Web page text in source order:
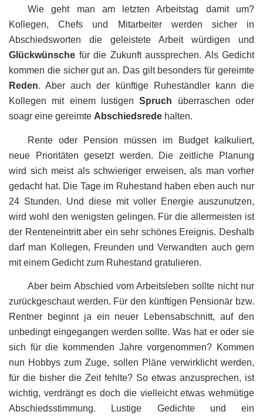
Wie geht man am letzten Arbeitstag damit um?
Kollegen, Chefs und Mitarbeiter werden sicher in
Abschiedsworten die geleistete Arbeit würdigen und
Glückwünsche für die Zukunft aussprechen. Als Gedicht
kommen die sicher gut an. Das gilt besonders für gereimte
Reden. Aber auch der künftige Ruheständler kann die
Kollegen mit einem lustigenSpruch überraschen oder
soagr eine gereimte Abschiedsrede halten.
Rente oder Pension müssen im Budget kalkuliert,
neue Prioritäten gesetzt werden. Die zeitliche Planung
wird sich meist als schwieriger erweisen, als man vorher
gedacht hat. Die Tage im Ruhestand haben eben auch nur
24 Stunden. Und diese mit voller Energie auszunutzen,
wird wohl den wenigsten gelingen. Für die allermeisten ist
der Renteneintritt aber ein sehr schönes Ereignis. Deshalb
darf man Kollegen, Freunden und Verwandten auch gern
mit einem Gedicht zum Ruhestand gratulieren.
Aber beim Abschied vom Arbeitsleben sollte nicht nur
zurückgeschaut werden. Für den künftigen Pensionär bzw.
Rentner beginnt ja ein neuer Lebensabschnitt, auf den
unbedingt eingegangen werden sollte. Was hat er oder sie
sich für die kommenden Jahre vorgenommen? Kommen
nun Hobbys zum Zuge, sollen Pläne verwirklicht werden,
für die bisher die Zeit fehlte? So etwas anzusprechen, ist
wichtig, verdrängt es doch die vielleicht etwas wehmütige
Abschiedsstimmung. Lustige Gedichte und ein